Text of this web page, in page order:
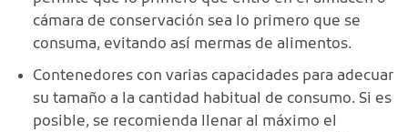
cámara de conservación sea lo primero que se
consuma, evitando así mermas de alimentos.
Contenedores con varias capacidades para adecuar
su tamaño a la cantidad habitual de consumo. Si es
posible, se recomienda llenar al máximo el